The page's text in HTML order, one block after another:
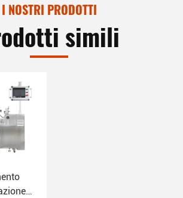
I NOSTRI PRODOTTI
simili